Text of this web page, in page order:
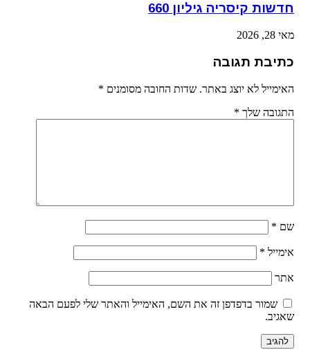
חדשות קיסריה גיליון 660
מאי 28, 2026
כתיבת תגובה
האימייל לא יוצג באתר. שדות החובה מסומנים *
התגובה שלך *
שם *
אימייל *
אתר
שמור בדפדפן זה את השם, האימייל והאתר שלי לפעם הבאה
שאגיב.